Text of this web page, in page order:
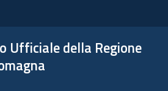
Ufficiale della Regione